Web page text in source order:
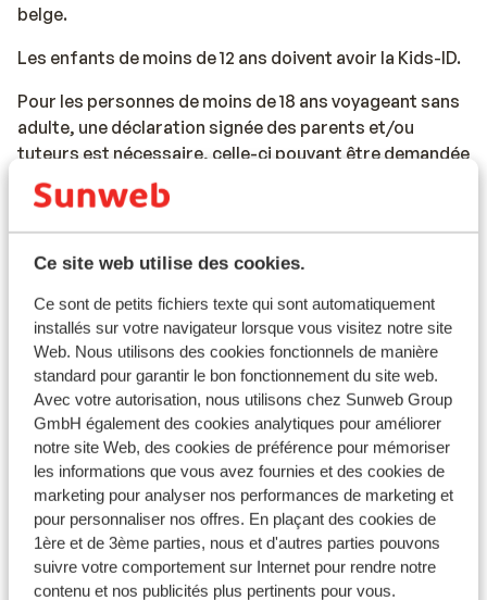
Ce site web utilise des cookies.
Ce sont de petits fichiers texte qui sont automatiquement
installés sur votre navigateur lorsque vous visitez notre site
Web. Nous utilisons des cookies fonctionnels de manière
standard pour garantir le bon fonctionnement du site web.
Avec votre autorisation, nous utilisons chez Sunweb Group
GmbH également des cookies analytiques pour améliorer
notre site Web, des cookies de préférence pour mémoriser
les informations que vous avez fournies et des cookies de
marketing pour analyser nos performances de marketing et
pour personnaliser nos offres. En plaçant des cookies de
1ère et de 3ème parties, nous et d'autres parties pouvons
suivre votre comportement sur Internet pour rendre notre
contenu et nos publicités plus pertinents pour vous.
belge.
Les enfants de moins de 12 ans doivent avoir la Kids-ID.
Pour les personnes de moins de 18 ans voyageant sans
adulte, une déclaration signée des parents et/ou
tuteurs est nécessaire, celle-ci pouvant être demandée
par l'hôtel.
Si vous n'avez pas la nationalité belge, nous vous
conseillons de contacter l'ambassade ou le consulat.
Veuillez noter que la possession de documents de
voyage en cours de validité relève de votre
responsabilité.
Attention !
Pour le Portugal :
Chaque réservation doit inclure au moins une personne